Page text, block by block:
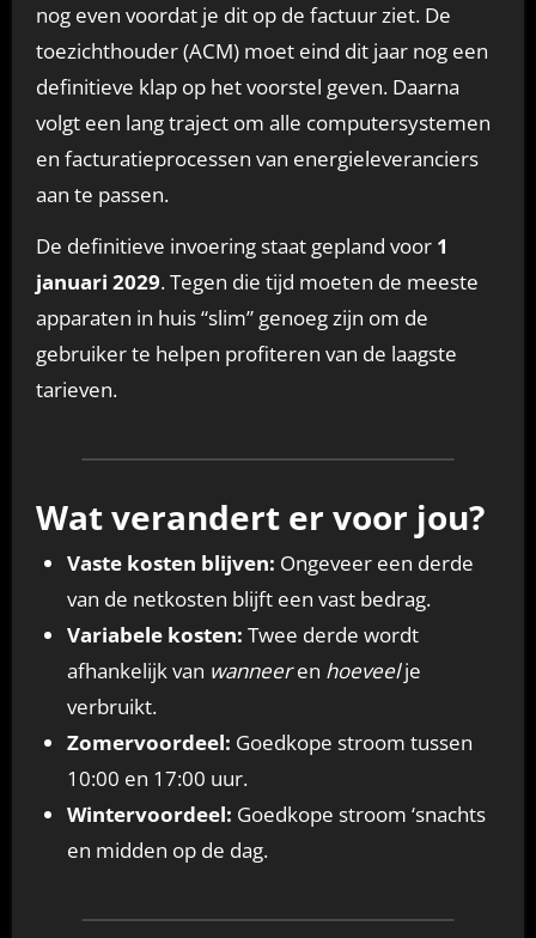
nog even voordat je dit op de factuur ziet. De
toezichthouder (ACM) moet eind dit jaar nog een
definitieve klap op het voorstel geven. Daarna
volgt een lang traject om alle computersystemen
en facturatieprocessen van energieleveranciers
aan te passen.
De definitieve invoering staat gepland voor 1
januari 2029. Tegen die tijd moeten de meeste
apparaten in huis “slim” genoeg zijn om de
gebruiker te helpen profiteren van de laagste
tarieven.
Wat verandert er voor jou?
Vaste kosten blijven: Ongeveer een derde
van de netkosten blijft een vast bedrag.
Variabele kosten: Twee derde wordt
afhankelijk van wanneeren hoeveelje
verbruikt.
Zomervoordeel: Goedkope stroom tussen
10:00 en 17:00 uur.
Wintervoordeel: Goedkope stroom ‘snachts
en midden op de dag.